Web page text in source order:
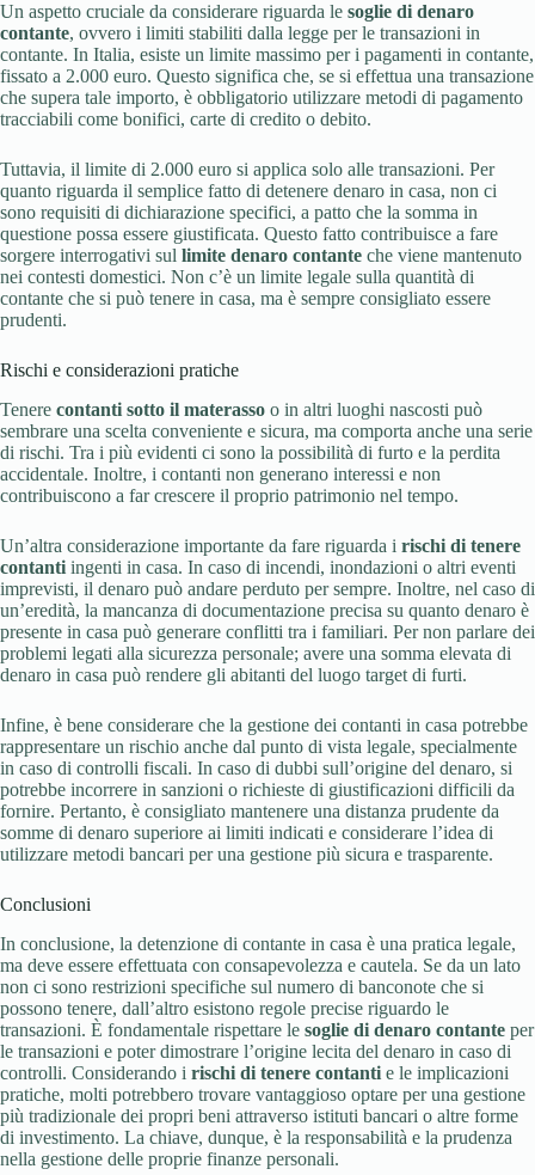
Un aspetto cruciale da considerare riguarda le soglie di denaro
contante, ovvero i limiti stabiliti dalla legge per le transazioni in
contante. In Italia, esiste un limite massimo per i pagamenti in contante,
fissato a 2.000 euro. Questo significa che, se si effettua una transazione
che supera tale importo, è obbligatorio utilizzare metodi di pagamento
tracciabili come bonifici, carte di credito o debito.
Tuttavia, il limite di 2.000 euro si applica solo alle transazioni. Per
quanto riguarda il semplice fatto di detenere denaro in casa, non ci
sono requisiti di dichiarazione specifici, a patto che la somma in
questione possa essere giustificata. Questo fatto contribuisce a fare
sorgere interrogativi sul limite denaro contante che viene mantenuto
nei contesti domestici. Non c’è un limite legale sulla quantità di
contante che si può tenere in casa, ma è sempre consigliato essere
prudenti.
Rischi e considerazioni pratiche
Tenere contanti sotto il materasso o in altri luoghi nascosti può
sembrare una scelta conveniente e sicura, ma comporta anche una serie
di rischi. Tra i più evidenti ci sono la possibilità di furto e la perdita
accidentale. Inoltre, i contanti non generano interessi e non
contribuiscono a far crescere il proprio patrimonio nel tempo.
Un’altra considerazione importante da fare riguarda i rischi di tenere
contanti ingenti in casa. In caso di incendi, inondazioni o altri eventi
imprevisti, il denaro può andare perduto per sempre. Inoltre, nel caso di
un’eredità, la mancanza di documentazione precisa su quanto denaro è
presente in casa può generare conflitti tra i familiari. Per non parlare dei
problemi legati alla sicurezza personale; avere una somma elevata di
denaro in casa può rendere gli abitanti del luogo target di furti.
Infine, è bene considerare che la gestione dei contanti in casa potrebbe
rappresentare un rischio anche dal punto di vista legale, specialmente
in caso di controlli fiscali. In caso di dubbi sull’origine del denaro, si
potrebbe incorrere in sanzioni o richieste di giustificazioni difficili da
fornire. Pertanto, è consigliato mantenere una distanza prudente da
somme di denaro superiore ai limiti indicati e considerare l’idea di
utilizzare metodi bancari per una gestione più sicura e trasparente.
Conclusioni
In conclusione, la detenzione di contante in casa è una pratica legale,
ma deve essere effettuata con consapevolezza e cautela. Se da un lato
non ci sono restrizioni specifiche sul numero di banconote che si
possono tenere, dall’altro esistono regole precise riguardo le
transazioni. È fondamentale rispettare le soglie di denaro contante per
le transazioni e poter dimostrare l’origine lecita del denaro in caso di
controlli. Considerando i rischi di tenere contanti e le implicazioni
pratiche, molti potrebbero trovare vantaggioso optare per una gestione
più tradizionale dei propri beni attraverso istituti bancari o altre forme
di investimento. La chiave, dunque, è la responsabilità e la prudenza
nella gestione delle proprie finanze personali.